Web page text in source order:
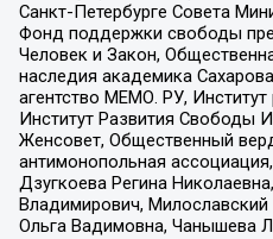
Санкт-Петербурге Совета
Фонд поддержки свободы
Человек и Закон,
наследия академика
агентство МЕМО. РУ, Институт
Институт Развития Свободы
Женсовет, Общественный
антимонопольная
Дзугкоева Регина
Владимирович,
Ольга Вадимовна, Чанышева